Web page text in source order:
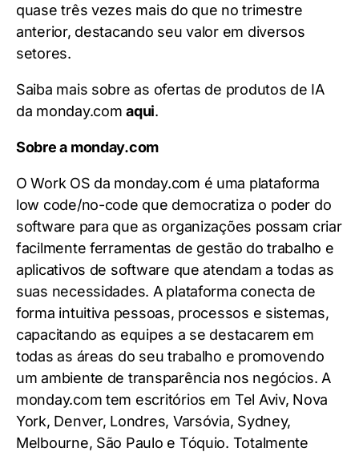
quase três vezes mais do que no trimestre
anterior, destacando seu valor em diversos
setores.
Saiba mais sobre as ofertas de produtos de IA
da monday.comaqui.
Sobre a monday.com
O Work OS da monday.com é uma plataforma
low code/no-code que democratiza o poder do
software para que as organizações possam criar
facilmente ferramentas de gestão do trabalho e
aplicativos de software que atendam a todas as
suas necessidades. A plataforma conecta de
forma intuitiva pessoas, processos e sistemas,
capacitando as equipes a se destacarem em
todas as áreas do seu trabalho e promovendo
um ambiente de transparência nos negócios. A
monday.com tem escritórios em Tel Aviv, Nova
York, Denver, Londres, Varsóvia, Sydney,
Melbourne, São Paulo e Tóquio. Totalmente